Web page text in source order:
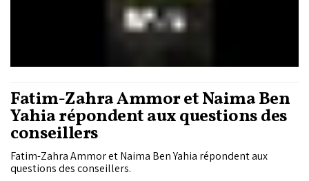
Fatim-Zahra Ammor et Naima Ben
Yahia répondent aux questions des
conseillers
Fatim-Zahra Ammor et Naima Ben Yahia répondent aux
questions des conseillers.